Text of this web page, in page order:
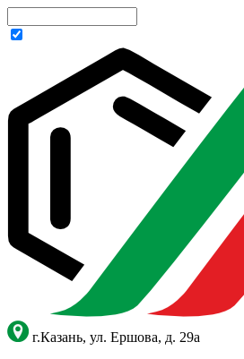
г.Казань, ул. Ершова, д. 29а